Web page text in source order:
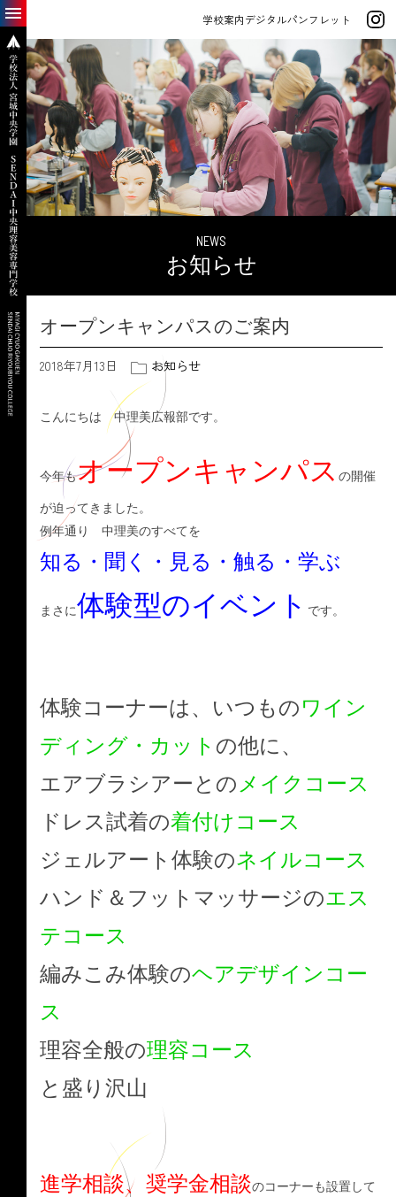
学校案内デジタルパンフレット
NEWS
お知らせ
オープンキャンパスのご案内
2018年7月13日 お知らせ
こんにちは 中理美広報部です。
今年もオープンキャンパス の開催
が迫ってきました。
例年通り 中理美のすべてを
知る・聞く・見る・触る・学ぶ
まさに体験型のイベント です。
体験コーナーは、いつものワイン
ディング・カット の他に、
エアブラシアーとの メイクコース
ドレス試着の着付けコース
ジェルアート体験のネイルコース
ハンド＆フットマッサージのエス
テコース
編みこみ体験のヘアデザインコー
ス
理容全般の理容コース
と盛り沢山
進学相談、奨学金相談のコーナーも設置して